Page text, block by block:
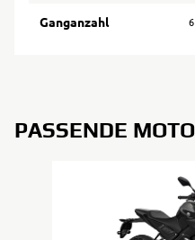
Ganganzahl 6
PASSENDE